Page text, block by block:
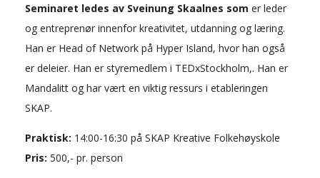
Seminaret ledes av Sveinung Skaalnes som er leder
og entreprenør innenfor kreativitet, utdanning og læring.
Han er Head of Network på Hyper Island, hvor han også
er deleier. Han er styremedlem i TEDxStockholm,. Han er
Mandalitt og har vært en viktig ressurs i etableringen
SKAP.
Praktisk: 14:00-16:30 på SKAP Kreative Folkehøyskole
Pris: 500,- pr. person